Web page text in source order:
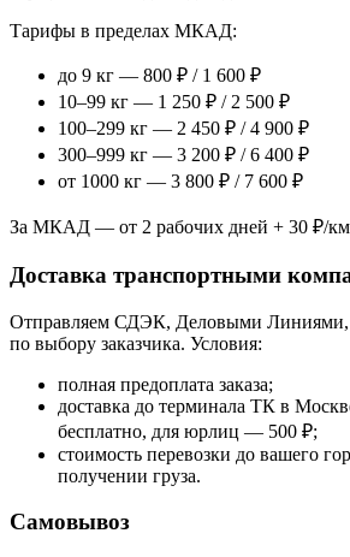
Тарифы в пределах МКАД:
до 9 кг — 800 ₽ / 1 600 ₽
10–99 кг — 1 250 ₽ / 2 500 ₽
100–299 кг — 2 450 ₽ / 4 900 ₽
300–999 кг — 3 200 ₽ / 6 400 ₽
от 1000 кг — 3 800 ₽ / 7 600 ₽
За МКАД — от 2 рабочих дней + 30 ₽/
Доставка транспортными
Отправляем СДЭК, Деловыми
по выбору заказчика. Условия:
полная предоплата заказа;
доставка до терминала ТК в
бесплатно, для юрлиц — 500 ₽;
стоимость перевозки до вашего
получении груза.
Самовывоз